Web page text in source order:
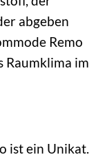
abgeben
Remo
Raumklima im
ist ein Unikat.